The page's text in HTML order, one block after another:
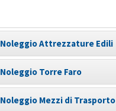
Noleggio Attrezzature Edili
Noleggio Torre Faro
Noleggio Mezzi di Trasporto